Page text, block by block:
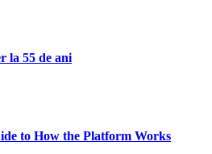
la 55 de ani
to How the Platform Works